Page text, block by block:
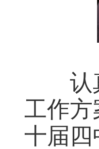
认真
工作
十届四